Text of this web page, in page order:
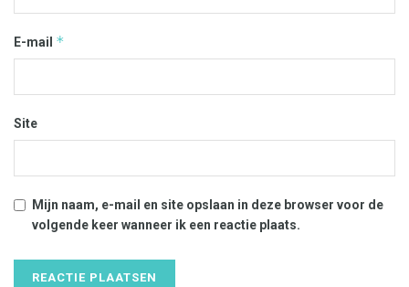
E-mail *
Site
Mijn naam, e-mail en site opslaan in deze browser voor de
volgende keer wanneer ik een reactie plaats.